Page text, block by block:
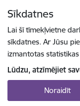
Sīkdatnes
Lai šī tīmekļvietne
sīkdatnes. Ar Jūsu
izmantotas
Lūdzu, atzīmējiet
Noraidīt